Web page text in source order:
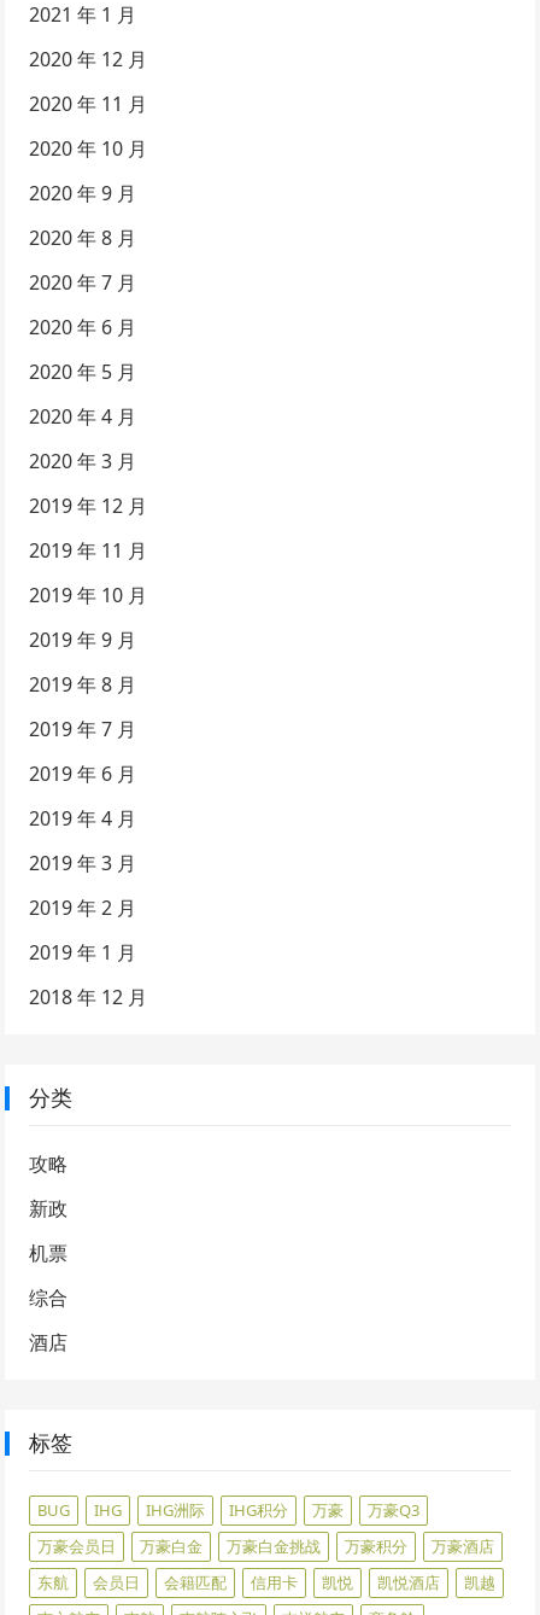
2021 年 1 月
2020 年 12 月
2020 年 11 月
2020 年 10 月
2020 年 9 月
2020 年 8 月
2020 年 7 月
2020 年 6 月
2020 年 5 月
2020 年 4 月
2020 年 3 月
2019 年 12 月
2019 年 11 月
2019 年 10 月
2019 年 9 月
2019 年 8 月
2019 年 7 月
2019 年 6 月
2019 年 4 月
2019 年 3 月
2019 年 2 月
2019 年 1 月
2018 年 12 月
分类
攻略
新政
机票
综合
酒店
标签
BUG IHG IHG洲际 IHG积分 万豪
万豪Q3
万豪会员日
万豪白金 万豪白金挑战 万豪积分
万豪酒店
东航
会员日 会籍匹配 信用卡 凯悦 凯悦酒店
凯越